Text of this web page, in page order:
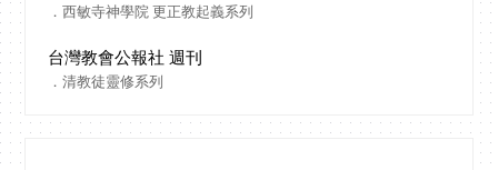
．西敏寺神學院 更正教起義系列
台灣教會公報社 週刊
．清教徒靈修系列